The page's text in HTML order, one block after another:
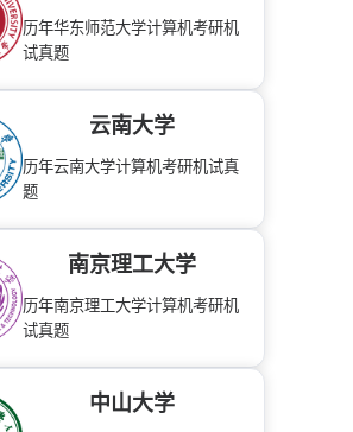
历年华东师范大学计算机考研机
试真题
云南大学
历年云南大学计算机考研机试真
题
南京理工大学
历年南京理工大学计算机考研机
试真题
中山大学